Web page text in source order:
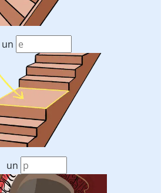
un
un